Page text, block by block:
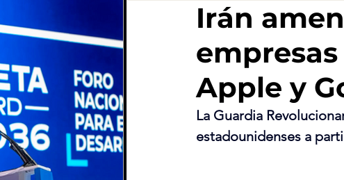
Irán
Apple y
La Guardia
estadounidenses a